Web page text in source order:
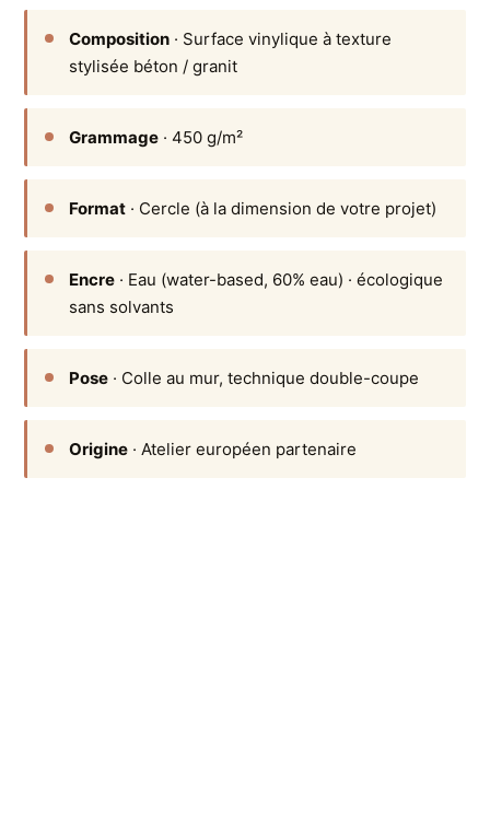
Composition · Surface vinylique à texture
stylisée béton / granit
Grammage · 450 g/m²
Format · Cercle (à la dimension de votre projet)
Encre · Eau (water-based, 60% eau) · écologique
sans solvants
Pose · Colle au mur, technique double-coupe
Origine · Atelier européen partenaire